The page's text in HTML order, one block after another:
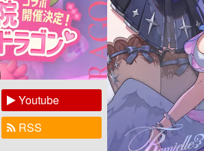
Youtube
RSS